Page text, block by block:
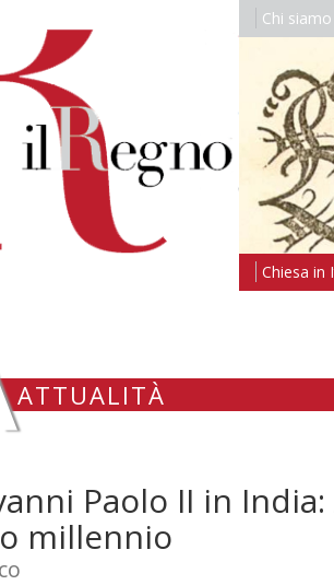
Chi siamo
Chiesa in
ATTUALITÀ
Paolo II in
millennio